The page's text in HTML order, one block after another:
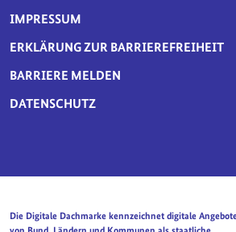
IMPRESSUM
ERKLÄRUNG ZUR BARRIEREFREIHEIT
BARRIERE MELDEN
DATENSCHUTZ
Die Digitale Dachmarke kennzeichnet digitale